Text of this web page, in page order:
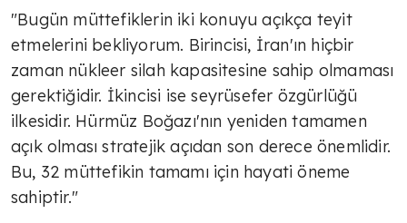
"Bugün müttefiklerin iki konuyu açıkça teyit
etmelerini bekliyorum. Birincisi, İran'ın hiçbir
zaman nükleer silah kapasitesine sahip olmaması
gerektiğidir. İkincisi ise seyrüsefer özgürlüğü
ilkesidir. Hürmüz Boğazı'nın yeniden tamamen
açık olması stratejik açıdan son derece önemlidir.
Bu, 32 müttefikin tamamı için hayati öneme
sahiptir."